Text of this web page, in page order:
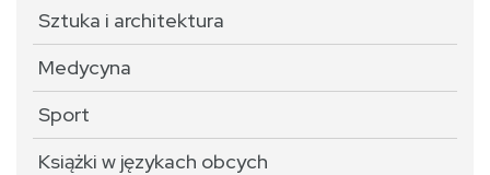
Sztuka i architektura
Medycyna
Sport
Książki w językach obcych